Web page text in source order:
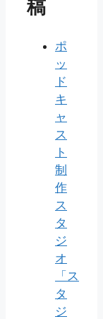
稿
ポ
ッ
ド
キ
ャ
ス
ト
制
作
ス
タ
ジ
オ
「ス
タ
ジ